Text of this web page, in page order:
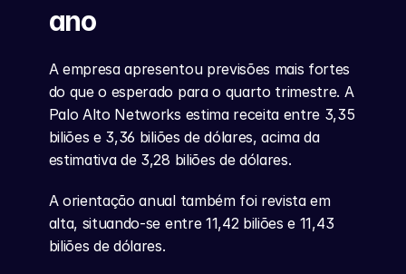
ano
A empresa apresentou previsões mais fortes
do que o esperado para o quarto trimestre. A
Palo Alto Networks estima receita entre 3,35
biliões e 3,36 biliões de dólares, acima da
estimativa de 3,28 biliões de dólares.
A orientação anual também foi revista em
alta, situando-se entre 11,42 biliões e 11,43
biliões de dólares.